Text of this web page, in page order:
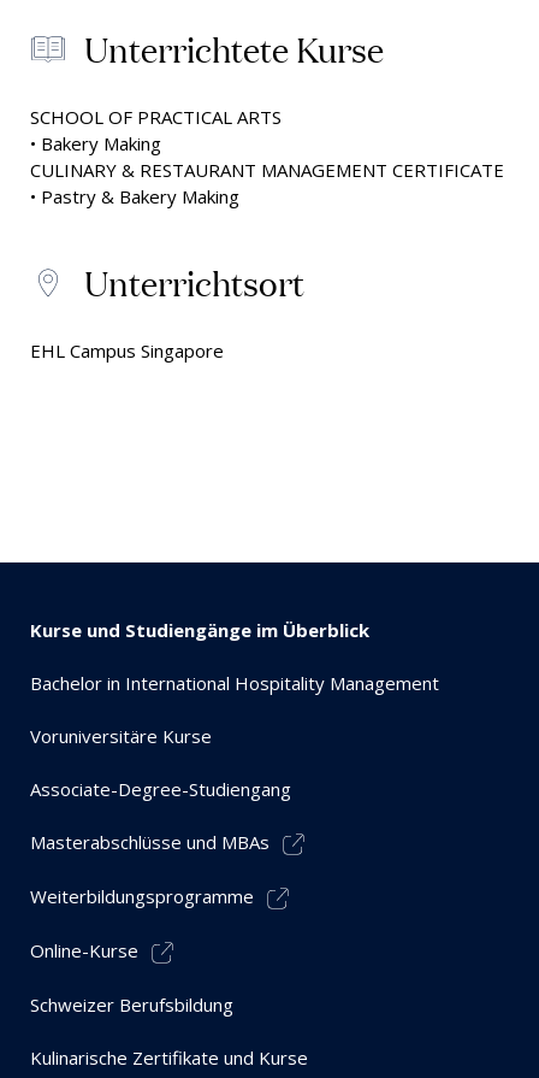
Unterrichtete Kurse
SCHOOL OF PRACTICAL ARTS
• Bakery Making
CULINARY & RESTAURANT MANAGEMENT CERTIFICATE
• Pastry & Bakery Making
Unterrichtsort
EHL Campus Singapore
Kurse und Studiengänge im Überblick
Bachelor in International Hospitality Management
Voruniversitäre Kurse
Associate-Degree-Studiengang
Masterabschlüsse und MBAs
Weiterbildungsprogramme
Online-Kurse
Schweizer Berufsbildung
Kulinarische Zertifikate und Kurse